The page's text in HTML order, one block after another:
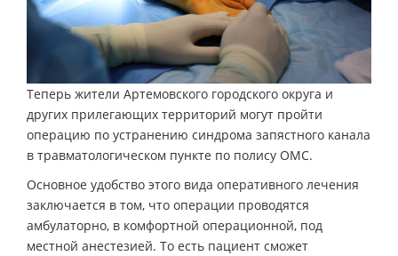
Теперь жители Артемовского городского округа и
других прилегающих территорий могут пройти
операцию по устранению синдрома запястного канала
в травматологическом пункте по полису ОМС.
Основное удобство этого вида оперативного лечения
заключается в том, что операции проводятся
амбулаторно, в комфортной операционной, под
местной анестезией. То есть пациент сможет